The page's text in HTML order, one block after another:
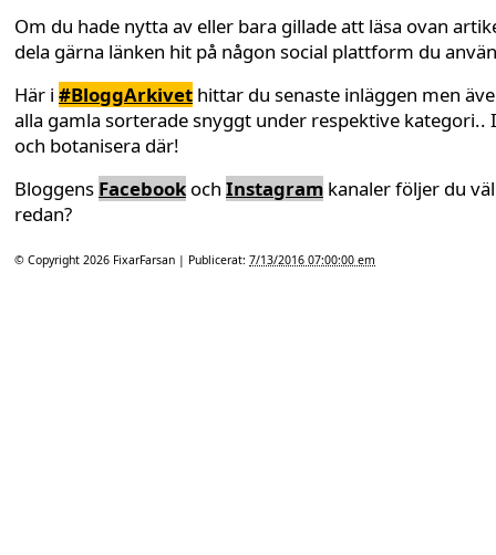
Om du hade nytta av eller bara gillade att läsa ovan
dela gärna länken hit på någon social plattform du
Här i #BloggArkivet hittar du senaste inläggen men
alla gamla sorterade snyggt under respektive kategori..
och botanisera där!
Bloggens Facebookoch Instagram kanaler följer du väl
redan?
© Copyright 2026 FixarFarsan | Publicerat: 7/13/2016 07:00:00 em